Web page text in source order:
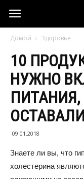
Домой Здоровье
10
НУЖНО
09.01.2018
Знаете ли вы, что
холестерина